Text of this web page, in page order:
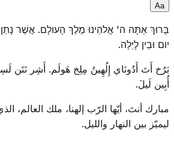
Aa
בָּרוּךְ אַתָּה ה' אֱלהֵינוּ מֶלֶךְ הָעולָם. אֲשֶׁר נָתַן
יום וּבֵין לָיְלָה.
بَرُخ أَتَ أَدُونَاي إِلُهِينُ مِلِخ هَولَم. أَشِر نَتَن
أُبِين لَيلَ.
مبارك أنتَ، أيّها الرّب إلهنا، ملك العالم،
ليميّز بين النهار والليل.